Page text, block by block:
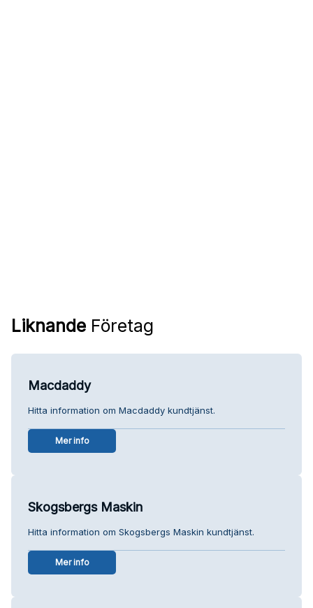
Liknande Företag
Macdaddy
Hitta information om Macdaddy kundtjänst.
Mer info
Skogsbergs Maskin
Hitta information om Skogsbergs Maskin kundtjänst.
Mer info